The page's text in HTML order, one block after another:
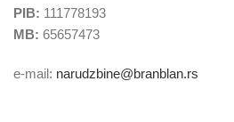
PIB: 111778193
MB: 65657473
e-mail: narudzbine@branblan.rs